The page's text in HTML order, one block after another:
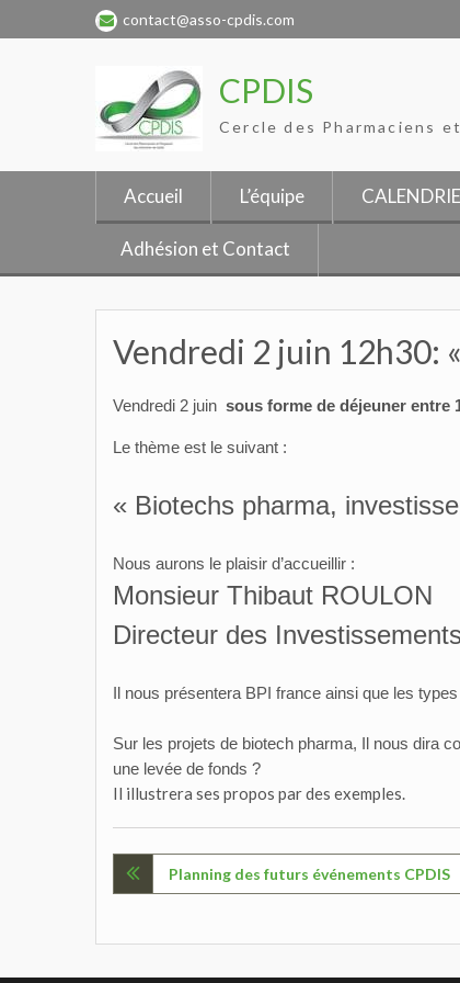
to
contact@asso-cpdis.com
CPDIS
Cercle des Pharmaciens
Accueil L’équipe
Adhésion et Contact
Vendredi 2 juin 12h30:
Vendredi 2 juin sous forme de déjeuner entre
Le thème est le suivant :
« Biotechs pharma,
Nous aurons le plaisir d’accueillir :
Monsieur Thibaut ROULON
Directeur des
Il nous présentera BPI france ainsi que les
Sur les projets de biotech pharma, Il nous dira
une levée de fonds ?
Il illustrera ses propos par des exemples.
Navigation
l’article
Planning des futurs événements CPDIS